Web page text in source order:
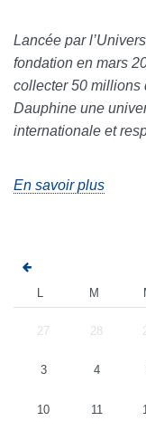
Lancée par
fondation en mars
collecter 50 millions
Dauphine une
internationale et
En savoir plus
M
27 28
3 4
10 11